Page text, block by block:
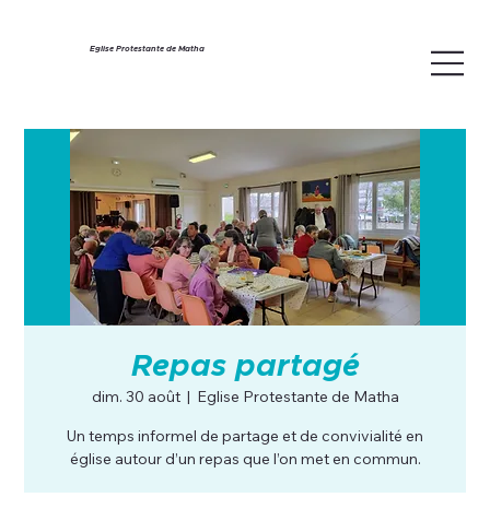
Eglise Protestante de Matha
Repas partagé
dim. 30 août
  |
Eglise Protestante de Matha
Un temps informel de partage et de convivialité en
église autour d’un repas que l’on met en commun.